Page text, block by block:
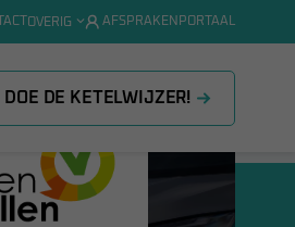
OVERIG AFSPRAKENPORTAAL
DOE DE KETELWIJZER!